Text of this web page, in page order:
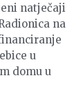
natječaji
na
u
domu u